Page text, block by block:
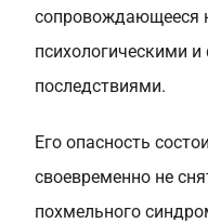
сопровождающееся
психологическими
последствиями.
Его опасность
своевременно не
похмельного